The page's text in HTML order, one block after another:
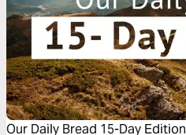
Our Daily Bread 15-Day Edition